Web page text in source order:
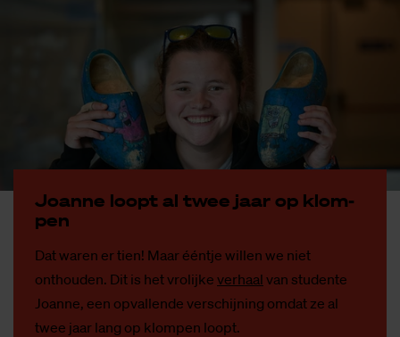
Jo­an­ne loopt al twee jaar op klom­
pen
Dat waren er tien! Maar ééntje willen we niet
onthouden. Dit is het vrolijke verhaal van studente
Joanne, een opvallende verschijning omdat ze al
twee jaar lang op klompen loopt.